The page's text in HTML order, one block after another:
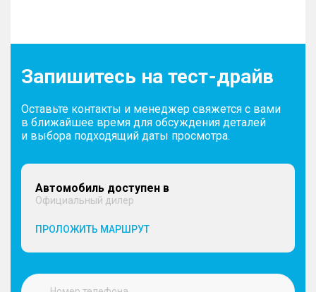
Запишитесь на тест-драйв
Оставьте контакты и менеджер свяжется с вами
в ближайшее время для обсуждения деталей
и выбора подходящий даты просмотра.
Автомобиль доступен в
Официальный дилер
ПРОЛОЖИТЬ МАРШРУТ